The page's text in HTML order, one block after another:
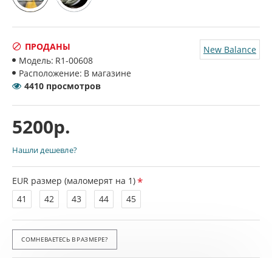
5200р.
ПРОДАНЫ
Модель: R1-00608
Расположение: В магазине
New Balance
4410 просмотров
EUR размер (маломерят на 1)
41
42 43 44 45
Нашли дешевле?
СОМНЕВАЕТЕСЬ В РАЗМЕРЕ?